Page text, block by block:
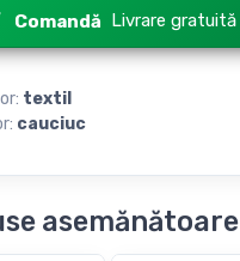
Comandă Livrare gratuită
textil
cauciuc
asemănătoare